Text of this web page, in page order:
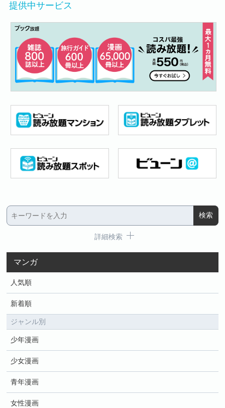
提供中サービス
詳細検索
マンガ
人気順
新着順
ジャンル別
少年漫画
少女漫画
青年漫画
女性漫画